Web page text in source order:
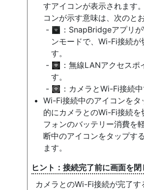
すアイコンが表示されます
コンが示す意味は、次のと
：SnapBridgeアプリ
ンモードで、Wi-Fi接続が
す。
：無線LANアクセス
す。
：カメラとWi-Fi接続中
Wi-Fi接続中のアイコンをタ
的にカメラとのWi-Fi接続を
フォンのバッテリー消費を
断中のアイコンをタップす
ます。
接続完了前に画面を閉
カメラとのWi-Fi接続が完了す